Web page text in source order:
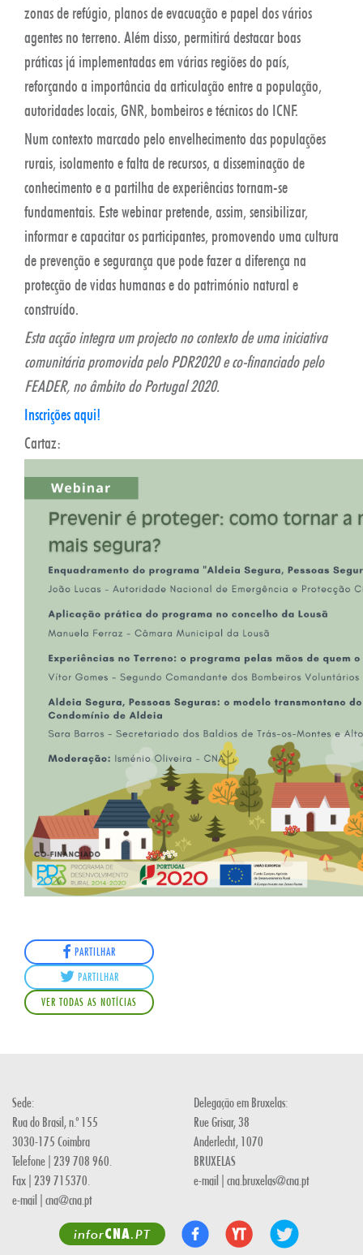
zonas de refúgio, planos de evacuação e papel dos vários
agentes no terreno. Além disso, permitirá destacar boas
práticas já implementadas em várias regiões do país,
reforçando a importância da articulação entre a população,
autoridades locais, GNR, bombeiros e técnicos do ICNF.
Num contexto marcado pelo envelhecimento das populações
rurais, isolamento e falta de recursos, a disseminação de
conhecimento e a partilha de experiências tornam-se
fundamentais. Este webinar pretende, assim, sensibilizar,
informar e capacitar os participantes, promovendo uma cultura
de prevenção e segurança que pode fazer a diferença na
protecção de vidas humanas e do património natural e
construído.
Esta acção integra um projecto no contexto de uma iniciativa
comunitária promovida pelo PDR2020 e co-financiado pelo
FEADER, no âmbito do Portugal 2020.
Inscrições aqui!
Cartaz:
PARTILHAR
PARTILHAR
VER TODAS AS NOTÍCIAS
Sede:
Rua do Brasil, n.º 155
3030-175 Coimbra
Telefone | 239 708 960.
Fax | 239 715370.
e-mail | cna@cna.pt
Delegação em Bruxelas:
Rue Grisar, 38
Anderlecht, 1070
BRUXELAS
e-mail | cna.bruxelas@cna.pt
inforCNA.PT